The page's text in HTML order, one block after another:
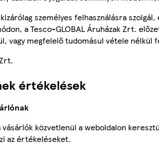
személyes felhasználásra szolgál,
a Tesco-GLOBAL Áruházak Zrt.
vagy megfelelő tudomásul vétele nélkül
értékelések
közvetlenül a weboldalon
az értékeléseket.